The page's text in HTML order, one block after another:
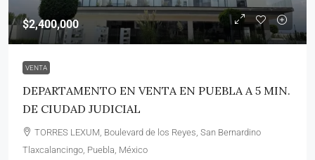
$2,400,000
VENTA
DEPARTAMENTO EN VENTA EN PUEBLA A 5 MIN.
DE CIUDAD JUDICIAL
TORRES LEXUM, Boulevard de los Reyes, San Bernardino
Tlaxcalancingo, Puebla, México